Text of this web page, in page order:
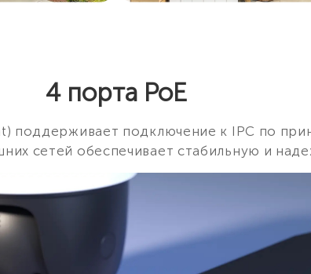
4 порта PoE
поддерживает подключение к IPC по
сетей обеспечивает стабильную и